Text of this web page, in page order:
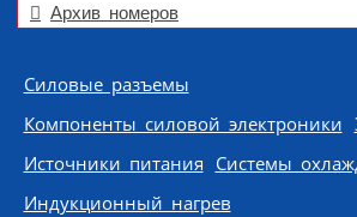
Архив номеров
Skip to content
Силовые разъемы
Компоненты силовой электроники
Источники питания Системы
Индукционный нагрев